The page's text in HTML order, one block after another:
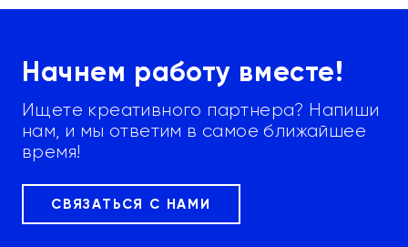
Начнем работу вместе!
Ищете креативного партнера? Напиши
нам, и мы ответим в самое ближайшее
время!
СВЯЗАТЬСЯ С НАМИ